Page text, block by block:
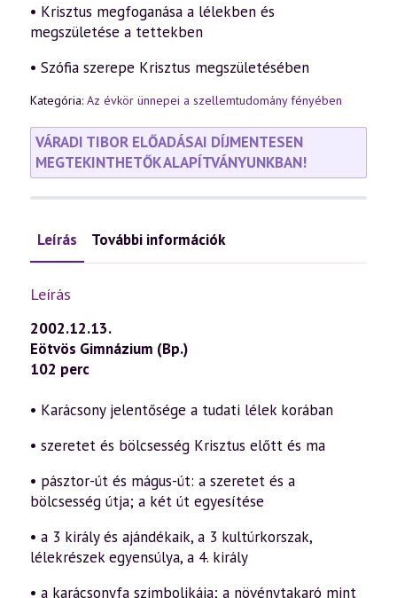
• Krisztus megfoganása a lélekben és
megszületése a tettekben
• Szófia szerepe Krisztus megszületésében
Kategória: Az évkör ünnepei a szellemtudomány fényében
VÁRADI TIBOR ELŐADÁSAI DÍJMENTESEN
MEGTEKINTHETŐK ALAPÍTVÁNYUNKBAN!
Leírás További információk
Leírás
2002.12.13.
Eötvös Gimnázium (Bp.)
102 perc
• Karácsony jelentősége a tudati lélek korában
• szeretet és bölcsesség Krisztus előtt és ma
• pásztor-út és mágus-út: a szeretet és a
bölcsesség útja; a két út egyesítése
• a 3 király és ajándékaik, a 3 kultúrkorszak,
lélekrészek egyensúlya, a 4. király
• a karácsonyfa szimbolikája; a növénytakaró mint